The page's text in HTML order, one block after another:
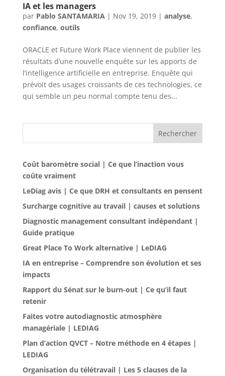
IA et les managers
par Pablo SANTAMARIA| Nov 19, 2019| analyse,
confiance, outils
ORACLE et Future Work Place viennent de publier les
résultats d’une nouvelle enquête sur les apports de
l’intelligence artificielle en entreprise. Enquête qui
prévoit des usages croissants de ces technologies, ce
qui semble un peu normal compte tenu des...
Rechercher
Coût baromètre social | Ce que l’inaction vous
coûte vraiment
LeDiag avis | Ce que DRH et consultants en pensent
Surcharge cognitive au travail | causes et solutions
Diagnostic management consultant indépendant |
Guide pratique
Great Place To Work alternative | LeDIAG
IA en entreprise – Comprendre son évolution et ses
impacts
Rapport du Sénat sur le burn-out | Ce qu’il faut
retenir
Faites votre autodiagnostic atmosphère
managériale | LEDIAG
Plan d’action QVCT – Notre méthode en 4 étapes |
LEDIAG
Organisation du télétravail | Les 5 clauses de la